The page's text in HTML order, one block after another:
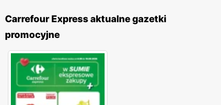
Carrefour Express aktualne gazetki
promocyjne